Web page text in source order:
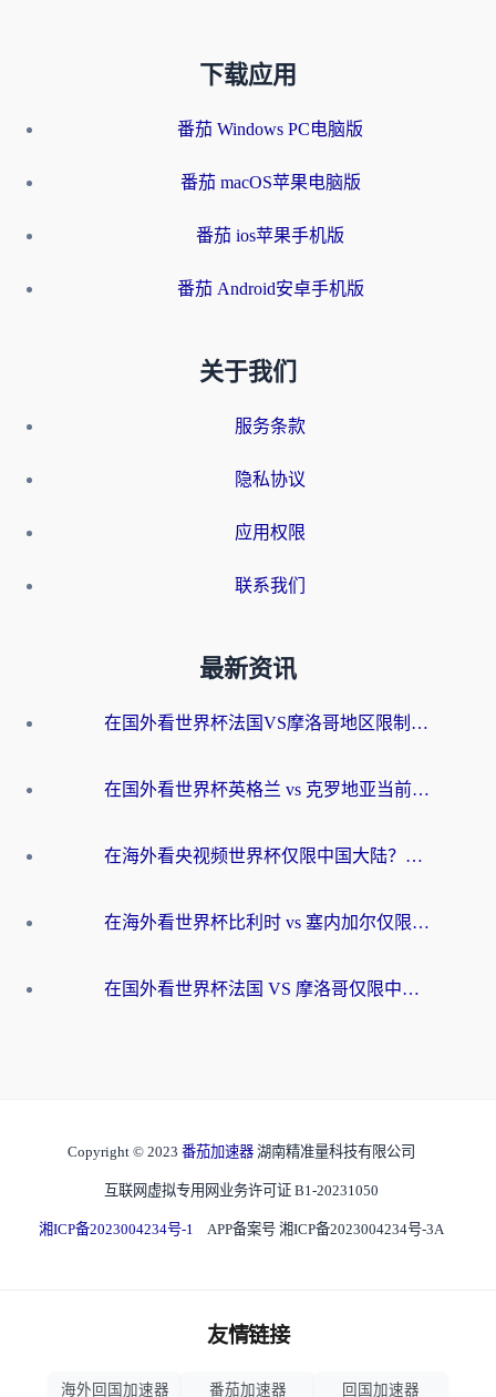
下载应用
番茄 Windows PC电脑版
番茄 macOS苹果电脑版
番茄 ios苹果手机版
番茄 Android安卓手机版
关于我们
服务条款
隐私协议
应用权限
联系我们
最新资讯
在国外看世界杯法国VS摩洛哥地区限制？这篇指南让你流畅看中文解说无压力
在国外看世界杯英格兰 vs 克罗地亚当前地区不可播放？这篇指南帮你搞定所有海外观赛难题
在海外看央视频世界杯仅限中国大陆？这篇指南帮你解锁中文解说+无卡顿直播
在海外看世界杯比利时 vs 塞内加尔仅限中国大陆？我找到了最流畅的中文解说之路
在国外看世界杯法国 VS 摩洛哥仅限中国大陆？海外党这样看中文解说赛事不卡顿
Copyright © 2023 番茄加速器 湖南精准量科技有限公司
互联网虚拟专用网业务许可证 B1-20231050
湘ICP备2023004234号-1 APP备案号 湘ICP备2023004234号-3A
友情链接
海外回国加速器 番茄加速器 回国加速器